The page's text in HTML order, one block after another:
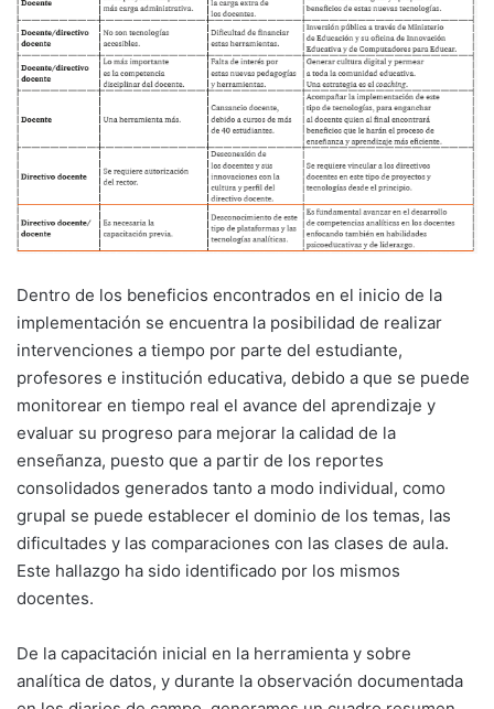
Dentro de los beneficios encontrados en el inicio de la
implementación se encuentra la posibilidad de realizar
intervenciones a tiempo por parte del estudiante,
profesores e institución educativa, debido a que se puede
monitorear en tiempo real el avance del aprendizaje y
evaluar su progreso para mejorar la calidad de la
enseñanza, puesto que a partir de los reportes
consolidados generados tanto a modo individual, como
grupal se puede establecer el dominio de los temas, las
dificultades y las comparaciones con las clases de aula.
Este hallazgo ha sido identificado por los mismos
docentes.
De la capacitación inicial en la herramienta y sobre
analítica de datos, y durante la observación documentada